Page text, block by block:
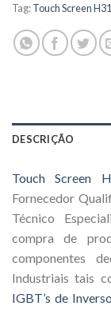
Tag:Touch Screen
DESCRIÇÃO
Touch Screen
Fornecedor
Técnico
compra de
componentes
Industriais tais
IGBT’s de